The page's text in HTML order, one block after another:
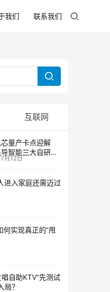
我们 联系我们
互联网
量产卡点迎解
智能三大自研技
尺寸制芯难题
月12日
进入家庭还需迈过
何实现真正的”甩
自助KTV“先测试
局？